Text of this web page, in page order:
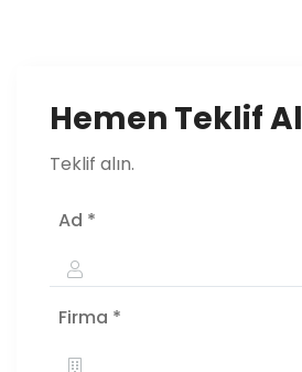
Hemen Teklif Al
Teklif alın.
Ad *
Firma *